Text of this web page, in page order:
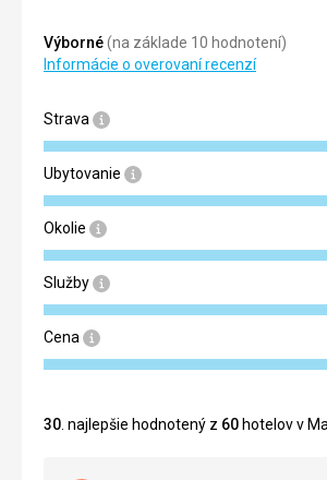
Výborné(na základe 10 hodnotení)
Informácie o overovaní recenzí
Strava
Ubytovanie
Okolie
Služby
Cena
30 . najlepšie hodnotený z 60 hotelov v